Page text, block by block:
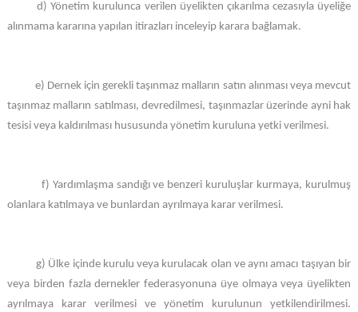
d) Yönetim kurulunca verilen üyelikten çıkarılma cezasıyla üyeliğe
alınmama kararına yapılan itirazları inceleyip karara bağlamak.
e) Dernek için gerekli taşınmaz malların satın alınması veya mevcut
taşınmaz malların satılması, devredilmesi, taşınmazlar üzerinde ayni hak
tesisi veya kaldırılması hususunda yönetim kuruluna yetki verilmesi.
f) Yardımlaşma sandığı ve benzeri kuruluşlar kurmaya, kurulmuş
olanlara katılmaya ve bunlardan ayrılmaya karar verilmesi.
g) Ülke içinde kurulu veya kurulacak olan ve aynı amacı taşıyan bir
veya birden fazla dernekler federasyonuna üye olmaya veya üyelikten
ayrılmaya karar verilmesi ve yönetim kurulunun yetkilendirilmesi.